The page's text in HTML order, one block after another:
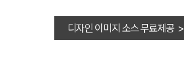
디자인 이미지 소스 무료제공 >